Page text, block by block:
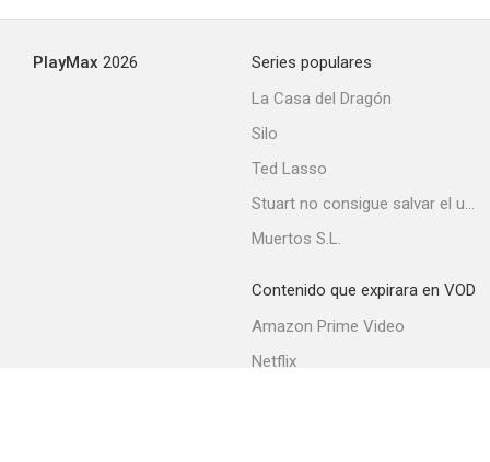
PlayMax 2026
Series populares
La Casa del Dragón
Silo
Ted Lasso
Stuart no consigue salvar el universo
Muertos S.L.
Contenido que expirara en VOD
Amazon Prime Video
Netflix